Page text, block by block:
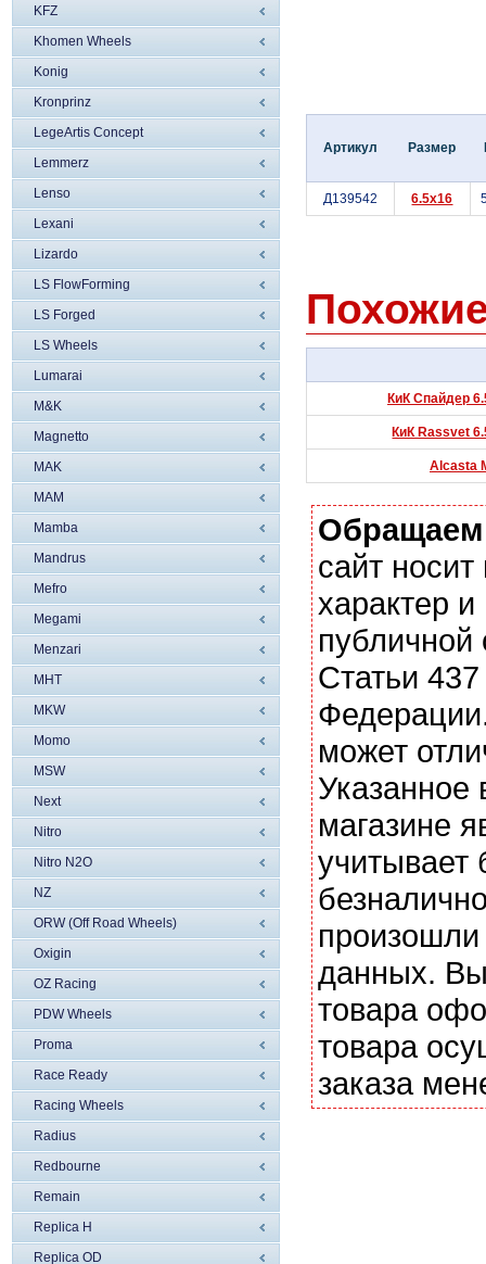
KFZ
Khomen Wheels
Konig
Kronprinz
LegeArtis Concept
Lemmerz
Lenso
Lexani
Lizardo
LS FlowForming
LS Forged
LS Wheels
Lumarai
M&K
Magnetto
MAK
MAM
Mamba
Mandrus
Mefro
Megami
Menzari
MHT
MKW
Momo
MSW
Next
Nitro
Nitro N2O
NZ
ORW (Off Road Wheels)
Oxigin
OZ Racing
PDW Wheels
Proma
Race Ready
Racing Wheels
Radius
Redbourne
Remain
Replica H
Replica OD
Артикул Размер
Д139542 6.5x16
КиК Спайдер
КиК Rassvet
Alcasta
сайт
характер
Статьи
может
магазине
учитывает
данных. Вы
товара
товара
заказа